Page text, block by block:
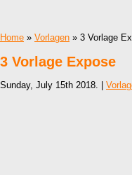
Home » Vorlagen » 3 Vorlage
3 Vorlage Expose
Sunday, July 15th 2018. |